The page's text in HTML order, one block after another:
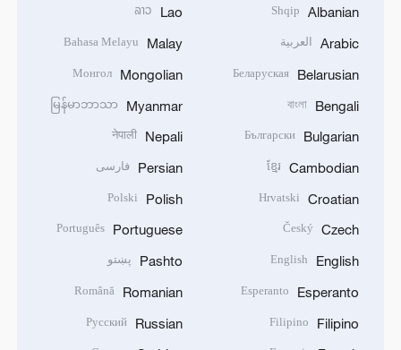
Albanian
Shqip
Arabic العربية
Belarusian
Беларуская
Bengali
বাংলা
Bulgarian
Български
Cambodian
ខ្មែរ
Croatian
Hrvatski
Czech
Český
English
English
Esperanto
Esperanto
Filipino
Filipino
Lao
ລາວ
Malay
Bahasa Melayu
Mongolian
Монгол
Myanmar
မြန်မာဘာသာ
Nepali
नेपाली
Persian فارسی
Polish
Polski
Portuguese
Português
Pashto پښتو
Romanian
Română
Russian
Русский